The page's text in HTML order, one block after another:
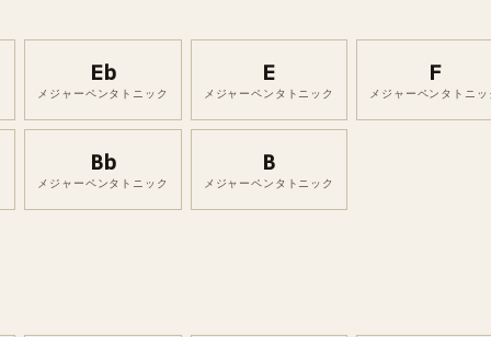
Eb
メジャーペンタトニック
E
メジャーペンタトニック
F
メジャーペンタトニッ
Bb
メジャーペンタトニック
B
メジャーペンタトニック